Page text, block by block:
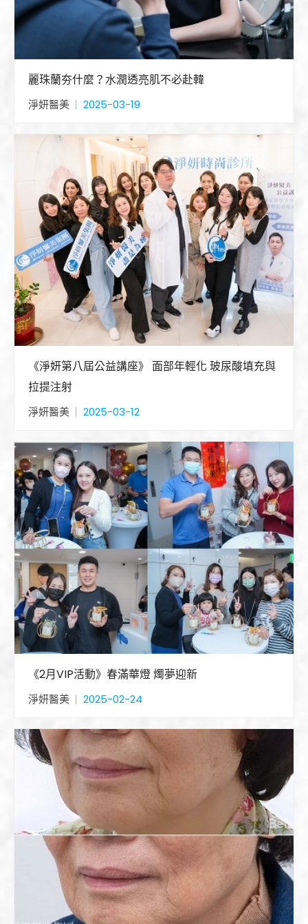
麗珠蘭夯什麼？水潤透亮肌不必赴韓
淨妍醫美 2025-03-19
《淨妍第八屆公益講座》 面部年輕化 玻尿酸填充與
拉提注射
淨妍醫美 2025-03-12
《2月VIP活動》春滿華燈 燭夢迎新
淨妍醫美 2025-02-24